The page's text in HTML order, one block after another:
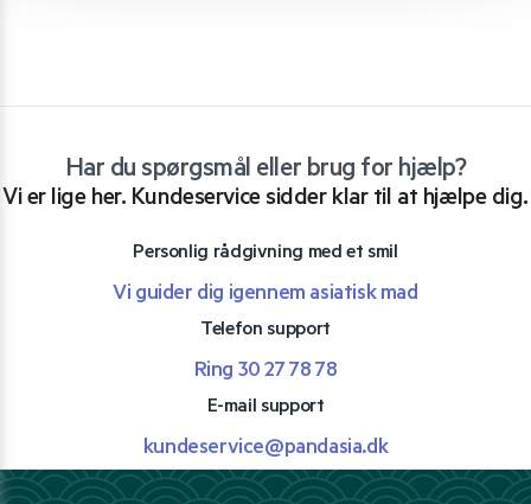
Har du spørgsmål eller brug for hjælp?
Vi er lige her. Kundeservice sidder klar til at hjælpe dig.
Personlig rådgivning med et smil
Vi guider dig igennem asiatisk mad
Telefon support
Ring 30 27 78 78
E-mail support
kundeservice@pandasia.dk